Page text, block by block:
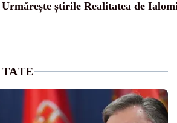
Urmărește știrile Realitatea de